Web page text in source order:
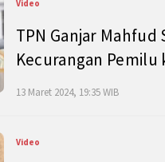
Video
TPN Ganjar Mahfud
Kecurangan Pemilu
13 Maret 2024, 19:35 WIB
Video